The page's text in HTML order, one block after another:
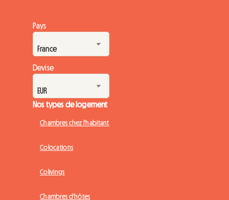
Pays
Devise
Nos types de logement
Chambres chez l'habitant
Colocations
Colivings
Chambres d'hôtes